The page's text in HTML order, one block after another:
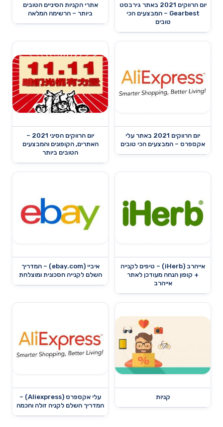
יום הרווקים 2021 באתר גירבסט
Gearbest – המבצעים הכי
טובים
אתרי הקניות הסיניים הטובים
ביותר – הרשימה המלאה
יום הרווקים 2021 באתר עלי
אקספרס – המבצעים הכי טובים
יום הרווקים הסיני 2021 –
האתרים, הקופונים והמבצעים
הטובים ביותר
אייהרב (iHerb) – טיפים לקנייה
+ קופון הנחה מעודכן לאתר
אייהרב
איביי (ebay.com) – המדריך
השלם לקנייה חסכונית ומוצלחת
קניות
עלי אקספרס (Aliexpress) –
המדריך השלם לקניה זולה וחכמה